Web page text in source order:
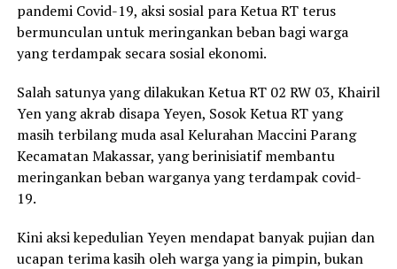
pandemi Covid-19, aksi sosial para Ketua RT terus
bermunculan untuk meringankan beban bagi warga
yang terdampak secara sosial ekonomi.
Salah satunya yang dilakukan Ketua RT 02 RW 03, Khairil
Yen yang akrab disapa Yeyen, Sosok Ketua RT yang
masih terbilang muda asal Kelurahan Maccini Parang
Kecamatan Makassar, yang berinisiatif membantu
meringankan beban warganya yang terdampak covid-
19.
Kini aksi kepedulian Yeyen mendapat banyak pujian dan
ucapan terima kasih oleh warga yang ia pimpin, bukan